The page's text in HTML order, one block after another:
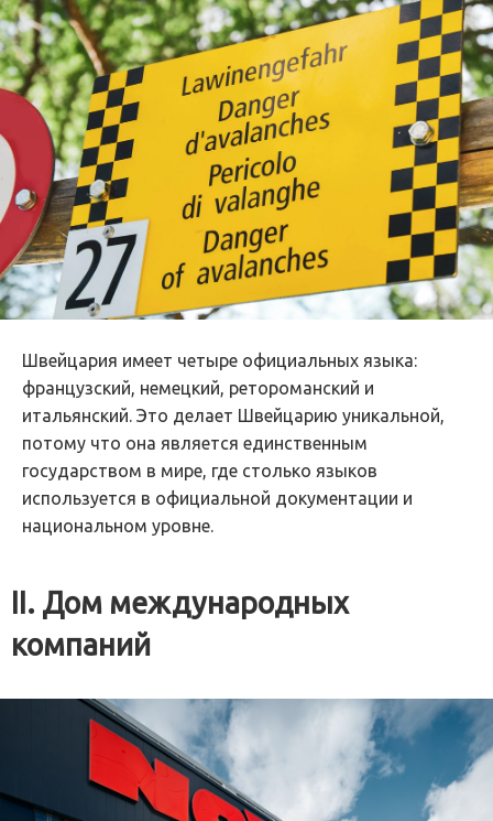
Швейцария имеет четыре официальных языка:
французский, немецкий, ретороманский и
итальянский. Это делает Швейцарию уникальной,
потому что она является единственным
государством в мире, где столько языков
используется в официальной документации и
национальном уровне.
II. Дом международных
компаний